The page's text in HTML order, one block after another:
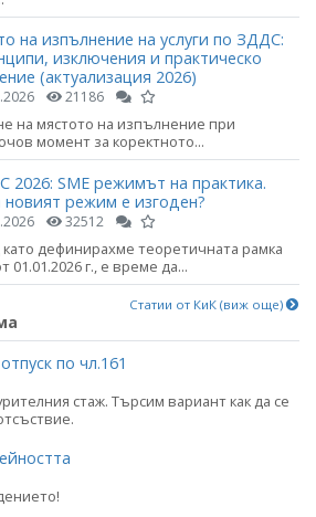
на изпълнение на услуги по ЗДДС:
изключения и практическо
(актуализация 2026)
21186
на мястото на изпълнение при
момент за коректното...
2026: SME режимът на практика.
новият режим е изгоден?
32512
като дефинирахме теоретичната рамка
г., е време да...
Статии от КиК (виж още)
по чл.161
стаж. Търсим вариант как да се